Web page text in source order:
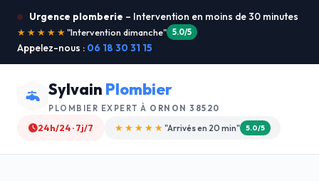
Urgence plomberie – Intervention en moins de 30 minutes
★★★★★"Je recommande !" 4.9/5
Appelez-nous : 06 18 30 31 15
Sylvain Plombier
PLOMBIER EXPERT À ORNON 38520
24h/24 · 7j/7 ★★★★☆ "Devis gratuit" 4.8/5